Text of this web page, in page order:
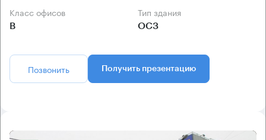
Класс офисов
B
Тип здания
ОСЗ
Позвонить Получить презентацию